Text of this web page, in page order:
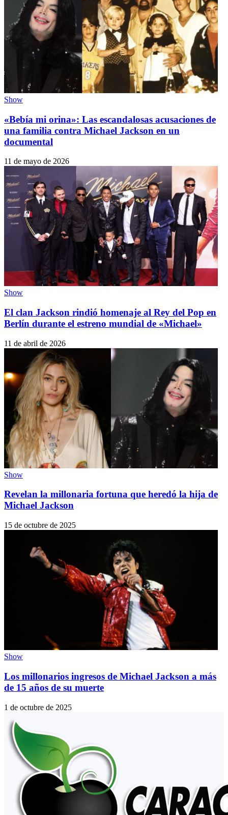
Show
«Bebía mi orina»: Las escandalosas acusaciones de
una familia contra Michael Jackson en un
documental
11 de mayo de 2026
Show
El clan Jackson rindió homenaje al Rey del Pop en
Berlín durante el estreno mundial de «Michael»
11 de abril de 2026
Show
Revelan la millonaria fortuna que heredó la hija de
Michael Jackson
15 de octubre de 2025
Show
Los millonarios ingresos de Michael Jackson a más
de 15 años de su muerte
1 de octubre de 2025